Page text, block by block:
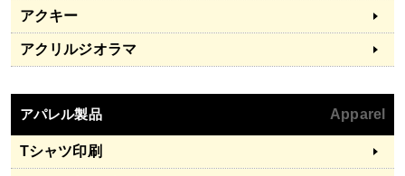
アクキー
アクリルジオラマ
アパレル製品 Apparel
Tシャツ印刷